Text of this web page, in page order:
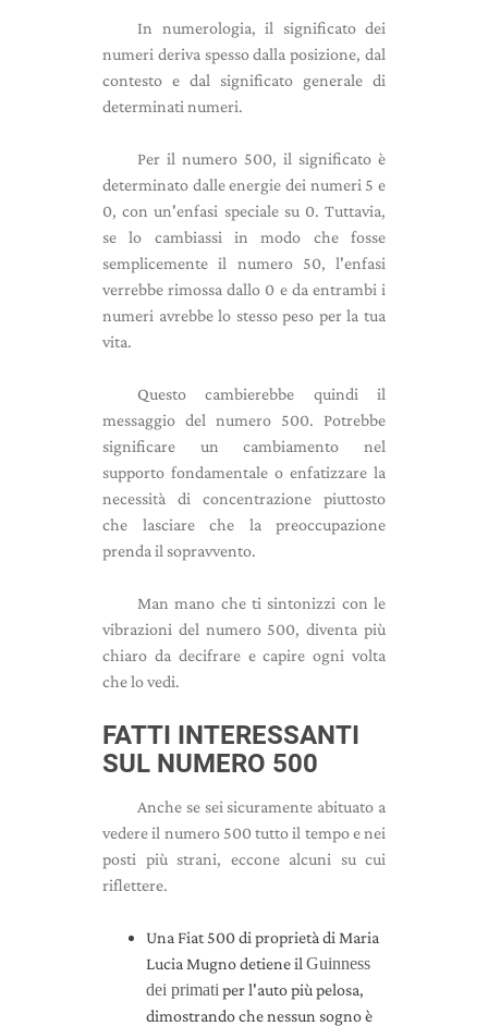
In numerologia, il significato dei
numeri deriva spesso dalla posizione, dal
contesto e dal significato generale di
determinati numeri.
Per il numero 500, il significato è
determinato dalle energie dei numeri 5 e
0, con un'enfasi speciale su 0. Tuttavia,
se lo cambiassi in modo che fosse
semplicemente il numero 50, l'enfasi
verrebbe rimossa dallo 0 e da entrambi i
numeri avrebbe lo stesso peso per la tua
vita.
Questo cambierebbe quindi il
messaggio del numero 500. Potrebbe
significare un cambiamento nel
supporto fondamentale o enfatizzare la
necessità di concentrazione piuttosto
che lasciare che la preoccupazione
prenda il sopravvento.
Man mano che ti sintonizzi con le
vibrazioni del numero 500, diventa più
chiaro da decifrare e capire ogni volta
che lo vedi.
FATTI INTERESSANTI
SUL NUMERO 500
Anche se sei sicuramente abituato a
vedere il numero 500 tutto il tempo e nei
posti più strani, eccone alcuni su cui
riflettere.
Una Fiat 500 di proprietà di Maria
Lucia Mugno detiene il Guinness
dei primati per l'auto più pelosa,
dimostrando che nessun sogno è